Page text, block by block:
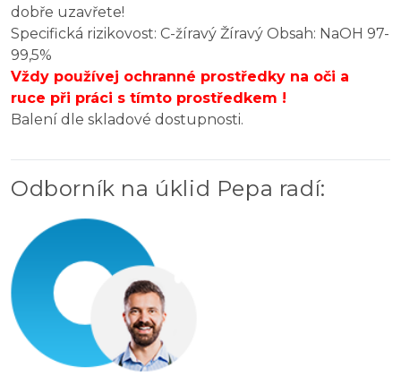
dobře uzavřete!
Specifická rizikovost: C-žíravý Žíravý Obsah: NaOH 97-
99,5%
Vždy používej ochranné prostředky na oči a
ruce při práci s tímto prostředkem !
Balení dle skladové dostupnosti.
Odborník na úklid Pepa radí: